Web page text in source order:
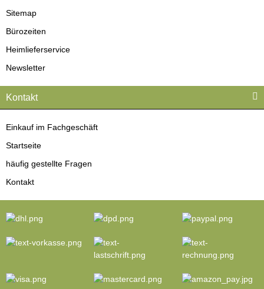
Sitemap
Bürozeiten
Heimlieferservice
Newsletter
Kontakt
Einkauf im Fachgeschäft
Startseite
häufig gestellte Fragen
Kontakt